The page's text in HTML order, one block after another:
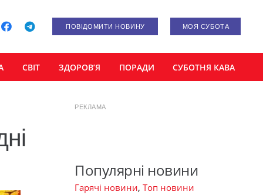
ПОВІДОМИТИ НОВИНУ МОЯ СУБОТА
СВІТ ЗДОРОВ’Я ПОРАДИ СУБОТНЯ КАВА
РЕКЛАМА
Популярні новини
Гарячі новини, Топ новини